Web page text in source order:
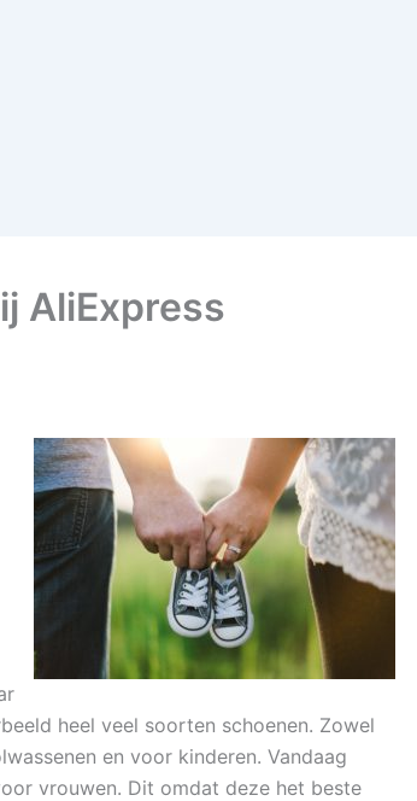
AliExpress
heel veel soorten schoenen. Zowel
en voor kinderen. Vandaag
vrouwen. Dit omdat deze het beste